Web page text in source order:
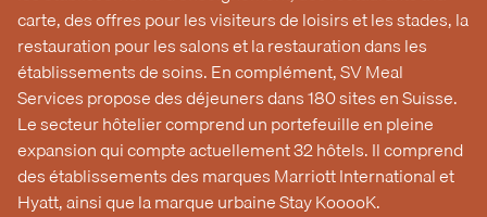
carte, des offres pour les visiteurs de loisirs et les stades, la
restauration pour les salons et la restauration dans les
établissements de soins. En complément, SV Meal
Services propose des déjeuners dans 180 sites en Suisse.
Le secteur hôtelier comprend un portefeuille en pleine
expansion qui compte actuellement 32 hôtels. Il comprend
des établissements des marques Marriott International et
Hyatt, ainsi que la marque urbaine Stay KooooK.